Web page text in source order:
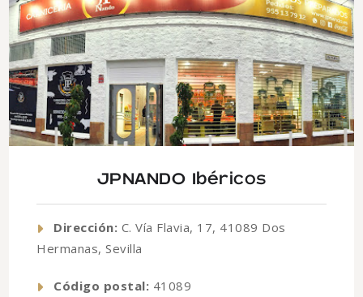
JPNANDO Ibéricos
Dirección: C. Vía Flavia, 17, 41089 Dos
Hermanas, Sevilla
Código postal: 41089